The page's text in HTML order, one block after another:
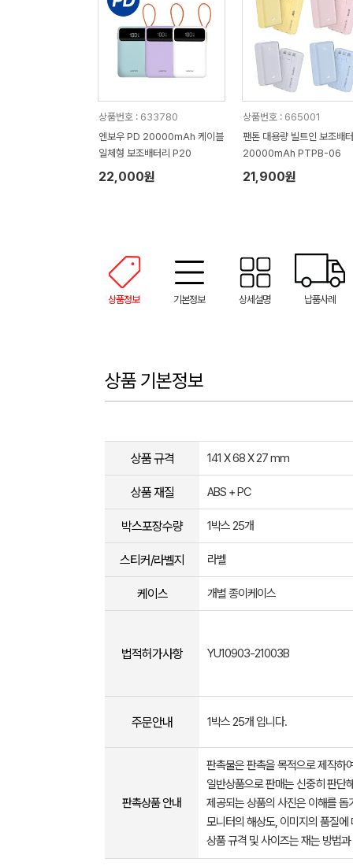
상품번호 : 633780
엔보우 PD 20000mAh 케이블
일체형 보조배터리 P20
22,000원
상품번호 : 665001
팬톤 대용량 빌트인 보조배
20000mAh PTPB-06
21,900원
상품정보 기본정보 상세설명 납품사례
상품 기본정보
상품 규격 141 X 68 X 27 mm
상품 재질 ABS + PC
박스포장수량 1박스 25개
스티커/라벨지 라벨
케이스 개별 종이케이스
법적허가사항 YU10903-21003B
주문안내 1박스 25개 입니다.
판촉상품 안내
판촉물은 판촉을 목적으로 제작하
일반상품으로 판매는 신중히 판단
제공되는 상품의 사진은 이해를
모니터의 해상도, 이미지의 품질
상품 규격 및 사이즈는 재는 방법